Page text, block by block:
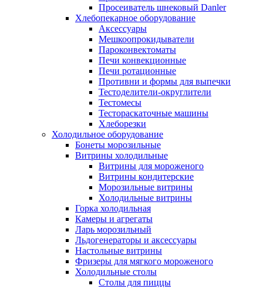
Просеиватель шнековый Danler
Хлебопекарное оборудование
Аксессуары
Мешкоопрокидыватели
Пароконвектоматы
Печи конвекционные
Печи ротационные
Противни и формы для выпечки
Тестоделители-округлители
Тестомесы
Тестораскаточные машины
Хлеборезки
Холодильное оборудование
Бонеты морозильные
Витрины холодильные
Витрины для мороженого
Витрины кондитерские
Морозильные витрины
Холодильные витрины
Горка холодильная
Камеры и агрегаты
Ларь морозильный
Льдогенераторы и аксессуары
Настольные витрины
Фризеры для мягкого мороженого
Холодильные столы
Столы для пиццы